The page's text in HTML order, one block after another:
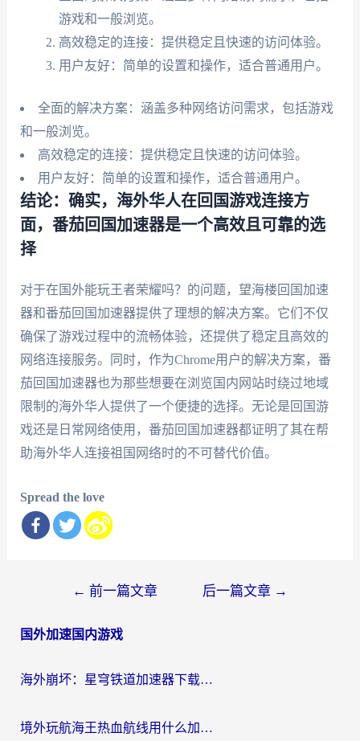
游戏和一般浏览。
高效稳定的连接：提供稳定且快速的访问体验。
用户友好：简单的设置和操作，适合普通用户。
全面的解决方案：涵盖多种网络访问需求，包括游戏
和一般浏览。
高效稳定的连接：提供稳定且快速的访问体验。
用户友好：简单的设置和操作，适合普通用户。
结论：确实，海外华人在回国游戏连接方
面，番茄回国加速器是一个高效且可靠的选
择
对于在国外能玩王者荣耀吗？的问题，望海楼回国加速
器和番茄回国加速器提供了理想的解决方案。它们不仅
确保了游戏过程中的流畅体验，还提供了稳定且高效的
网络连接服务。同时，作为Chrome用户的解决方案，番
茄回国加速器也为那些想要在浏览国内网站时绕过地域
限制的海外华人提供了一个便捷的选择。无论是回国游
戏还是日常网络使用，番茄回国加速器都证明了其在帮
助海外华人连接祖国网络时的不可替代价值。
Spread the love
导
← 前一篇文章 后一篇文章 →
国外加速国内游戏
海外崩坏：星穹铁道加速器下载安装：一份给游子的终极网络指南
境外玩航海王热血航线用什么加速器？2026海外玩家实测最优方案（附欧洲问道堡垒前线加速技巧）